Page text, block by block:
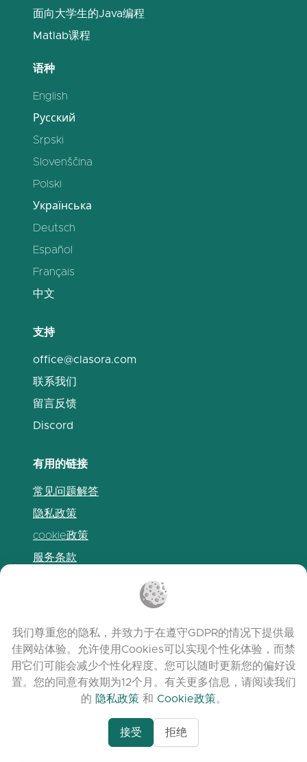
面向大学生的Java编程
Matlab课程
语种
English
Русский
Srpski
Slovenščina
Polski
Українська
Deutsch
Español
Français
中文
支持
office@clasora.com
联系我们
留言反馈
Discord
有用的链接
常见问题解答
隐私政策
cookie政策
服务条款
© 2026 clasora.com platform | 版权所有 |
Developed byC9 Group
我们尊重您的隐私，并致力于在遵守GDPR的情况下提供最
佳网站体验。允许使用Cookies可以实现个性化体验，而禁
用它们可能会减少个性化程度。您可以随时更新您的偏好设
置。您的同意有效期为12个月。有关更多信息，请阅读我们
的 隐私政策 和 Cookie政策。
接受 拒绝